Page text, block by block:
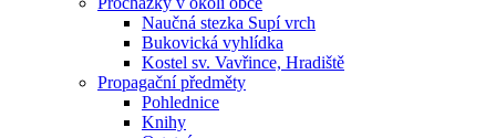
Naučná stezka Supí vrch
Bukovická vyhlídka
Kostel sv. Vavřince, Hradiště
Propagační předměty
Pohlednice
Knihy